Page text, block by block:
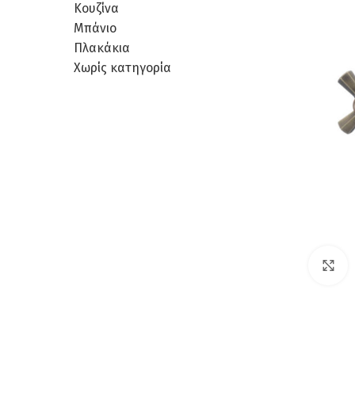
Κουζίνα
Μπάνιο
Πλακάκια
Χωρίς κατηγορία